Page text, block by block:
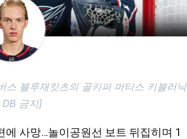
스 블루재킷츠의 골키퍼 머티스 키블러닉
금지]
에 사망…놀이공원선 보트 뒤집히며 1